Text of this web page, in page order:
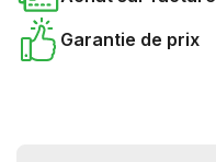
Garantie de prix